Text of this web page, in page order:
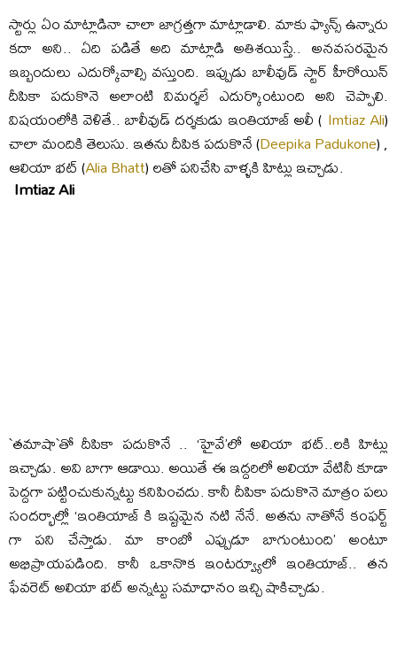
స్టార్లు ఏం మాట్లాడినా చాలా జాగ్రత్తగా మాట్లాడాలి. మాకు ఫ్యాన్స్ ఉన్నారు
కదా అని.. ఏది పడితే అది మాట్లాడి అతిశయిస్తే.. అనవసరమైన
ఇబ్బందులు ఎదుర్కోవాల్సి వస్తుంది. ఇప్పుడు బాలీవుడ్ స్టార్ హీరోయిన్
దీపికా పదుకొనె అలాంటి విమర్శలే ఎదుర్కొంటుంది అని చెప్పాలి.
విషయంలోకి వెళితే.. బాలీవుడ్ దర్శకుడు ఇంతియాజ్ అలీ ( Imtiaz Ali)
చాలా మందికి తెలుసు. ఇతను దీపిక ప‌దుకొనే (Deepika Padukone) ,
ఆలియా భ‌ట్ (Alia Bhatt) లతో పనిచేసి వాళ్ళకి హిట్లు ఇచ్చాడు.
Imtiaz Ali
`తమాషా`తో దీపికా పదుకొనే .. ‘హైవే’లో అలియా భట్‌..లకి హిట్లు
ఇచ్చాడు. అవి బాగా ఆడాయి. అయితే ఈ ఇద్దరిలో అలియా వేటినీ కూడా
పెద్దగా పట్టించుకున్నట్టు కనిపించదు. కానీ దీపికా పదుకొనె మాత్రం పలు
సందర్భాల్లో ‘ఇంతియాజ్ కి ఇష్టమైన నటి నేనే. అతను నాతోనే కంఫర్ట్
గా పని చేస్తాడు. మా కాంబో ఎప్పుడూ బాగుంటుంది’ అంటూ
అభిప్రాయపడింది. కానీ ఒకానొక ఇంటర్వ్యూలో ఇంతియాజ్.. తన
ఫేవరెట్ అలియా భట్ అన్నట్టు సమాధానం ఇచ్చి షాకిచ్చాడు.